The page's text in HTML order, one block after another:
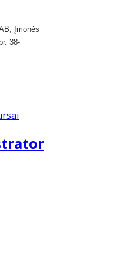
Įmonės
38-